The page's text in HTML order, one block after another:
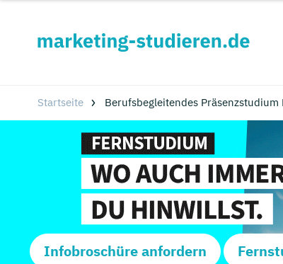
Startseite Berufsbegleitendes
Infobroschüre anfordern